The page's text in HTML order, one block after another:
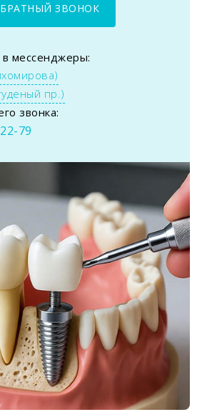
ЗВОНОК
мессенджеры:
пр.)
звонка:
79